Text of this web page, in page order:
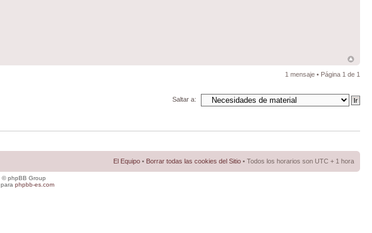
1 mensaje • Página 1 de 1
Saltar a:
El Equipo • Borrar todas las cookies del Sitio • Todos los horarios son UTC + 1 hora
© phpBB Group
para phpbb-es.com